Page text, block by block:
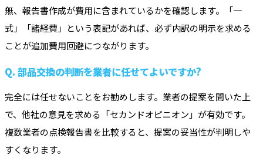
無、報告書作成が費用に含まれているかを確認します。「一
式」「諸経費」という表記があれば、必ず内訳の明示を求める
ことが追加費用回避につながります。
Q. 部品交換の判断を業者に任せてよいですか?
完全には任せないことをお勧めします。業者の提案を聞いた上
で、他社の意見を求める「セカンドオピニオン」が有効です。
複数業者の点検報告書を比較すると、提案の妥当性が判明しや
すくなります。